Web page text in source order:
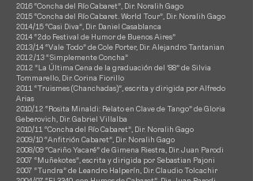
2016 “Concha del Río Cabaret”, Dir. Noralih Gago
2015 “Concha del Río Cabaret. World Tour”, Dir. Noralih Gago
2014/15 “Casi Diva”, Dir. Daniel Casablanca
2014 “2do Festival de Humor de Buenos Aires”
2013/14 “Vale Todo” de Cole Porter, Dir. Alejandro Tantanian
2012/13 “Simplemente Concha”
2012 “La Última Cena de la graduación del ’88” de Silvia
Tommarello, Dir. Corina Fiorillo
2011 “Truismes (Chanchadas)”, escrita y dirigida por Alfredo
Arias
2010/12 “Rosita Minaldi: Relato en Clave de Tango” de Gloria
Geberovich, Dir. Gabriel Villalba
2010/11 “Concha del Río Cabaret”, Dir. Noralih Gago
2009/10 “Anfitrión Cabaret”, Dir. Noralih Gago
2008/09 “Cariño Yacaré” de Gimena Riestra, Dir. Juan Parodi
2007 “Muñekotes”, escrita y dirigida por Sebastian Pajoni
2007 “Tundra” de Leandro Halperín, Dir. Claudio Tolcachir